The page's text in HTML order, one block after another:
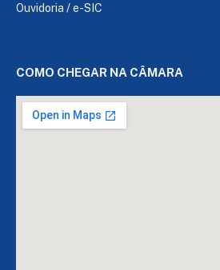
Ouvidoria /e-SIC
COMO CHEGAR NA CÂMARA